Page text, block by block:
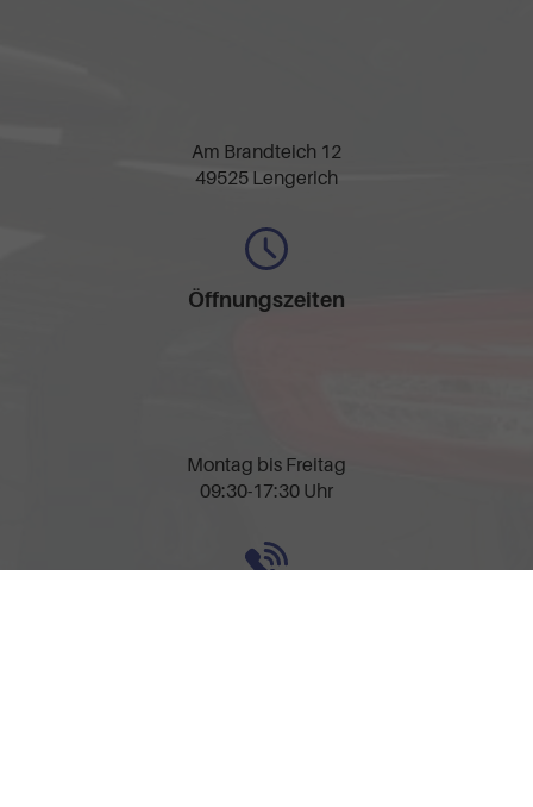
Am Brandteich 12
49525 Lengerich
Öffnungszeiten
Montag bis Freitag
09:30-17:30 Uhr